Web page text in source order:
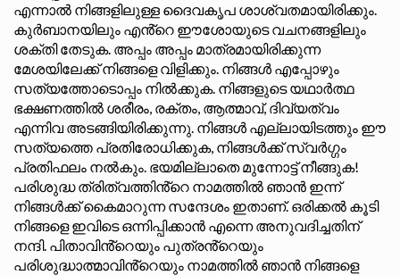
എന്നാൽ നിങ്ങളിലുള്ള ദൈവകൃപ ശാശ്വതമായിരിക്കും.
കുർബാനയിലും എൻ്റെ ഈശോയുടെ വചനങ്ങളിലും
ശക്തി തേടുക. അപ്പം അപ്പം മാത്രമായിരിക്കുന്ന
മേശയിലേക്ക് നിങ്ങളെ വിളിക്കും. നിങ്ങൾ എപ്പോഴും
സത്യത്തോടൊപ്പം നിൽക്കുക. നിങ്ങളുടെ യഥാർത്ഥ
ഭക്ഷണത്തിൽ ശരീരം, രക്തം, ആത്മാവ്, ദിവ്യത്വം
എന്നിവ അടങ്ങിയിരിക്കുന്നു. നിങ്ങൾ എല്ലായിടത്തും ഈ
സത്യത്തെ പ്രതിരോധിക്കുക, നിങ്ങൾക്ക് സ്വർഗ്ഗം
പ്രതിഫലം നൽകും. ഭയമില്ലാതെ മുന്നോട്ട് നീങ്ങുക!
പരിശുദ്ധ ത്രിത്വത്തിൻ്റെ നാമത്തിൽ ഞാൻ ഇന്ന്
നിങ്ങൾക്ക് കൈമാറുന്ന സന്ദേശം ഇതാണ്. ഒരിക്കൽ കൂടി
നിങ്ങളെ ഇവിടെ ഒന്നിപ്പിക്കാൻ എന്നെ അനുവദിച്ചതിന്
നന്ദി. പിതാവിൻ്റെയും പുത്രൻ്റെയും
പരിശുദ്ധാത്മാവിൻ്റെയും നാമത്തിൽ ഞാൻ നിങ്ങളെ